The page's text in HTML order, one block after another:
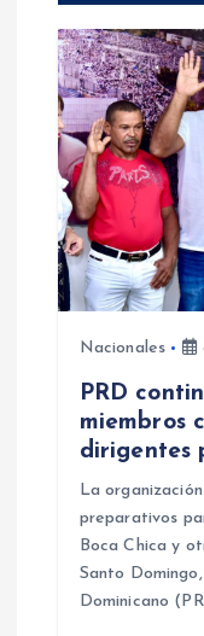
ó
n
d
e
e
Nacionales
PRD
miembros
dirigentes
La
preparativos
Boca Chica y
Santo
Dominicano